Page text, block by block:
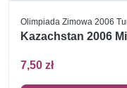
Olimpiada Zimowa 2006
Kazachstan 2006
7,50 zł